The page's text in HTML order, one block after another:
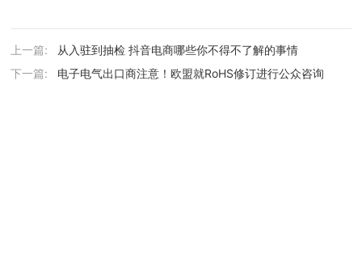
上一篇:
从入驻到抽检 抖音电商哪些你不得不了解的事情
下一篇:
电子电气出口商注意！欧盟就RoHS修订进行公众咨询